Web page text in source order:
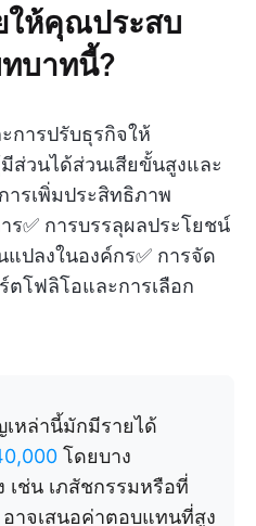
ให้คุณประสบ
บาทนี้?
การปรับธุรกิจให้
ส่วนได้ส่วนเสียขั้นสูงและ
ารเพิ่มประสิทธิภาพ
ร✅ การบรรลุผลประโยชน์
ปลงในองค์กร✅ การจัด
โฟลิโอและการเลือก
เหล่านี้มักมีรายได้
โดยบาง
เช่น เภสัชกรรมหรือที่
าจเสนอค่าตอบแทนที่สูง